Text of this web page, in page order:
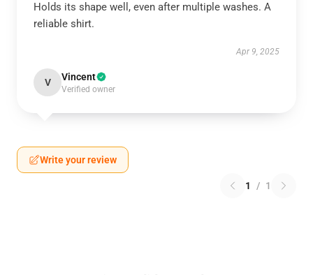
Holds its shape well, even after multiple washes. A
reliable shirt.
Apr 9, 2025
V Vincent
Verified owner
Write your review
1 / 1